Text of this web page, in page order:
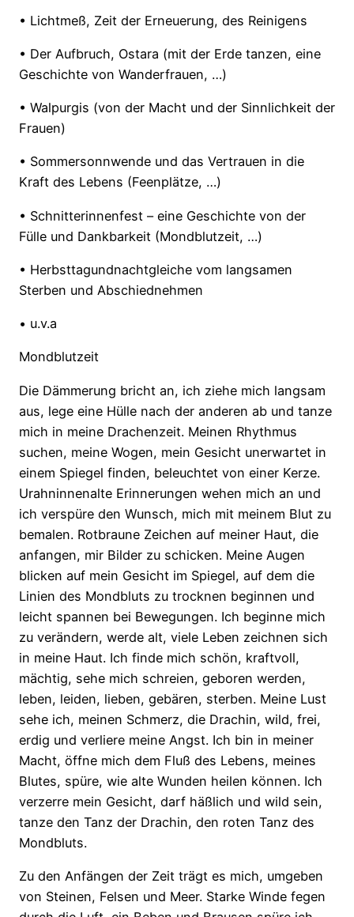
• Lichtmeß, Zeit der Erneuerung, des Reinigens
• Der Aufbruch, Ostara (mit der Erde tanzen, eine
Geschichte von Wanderfrauen, …)
• Walpurgis (von der Macht und der Sinnlichkeit der
Frauen)
• Sommersonnwende und das Vertrauen in die
Kraft des Lebens (Feenplätze, …)
• Schnitterinnenfest – eine Geschichte von der
Fülle und Dankbarkeit (Mondblutzeit, …)
• Herbsttagundnachtgleiche vom langsamen
Sterben und Abschiednehmen
• u.v.a
Mondblutzeit
Die Dämmerung bricht an, ich ziehe mich langsam
aus, lege eine Hülle nach der anderen ab und tanze
mich in meine Drachenzeit. Meinen Rhythmus
suchen, meine Wogen, mein Gesicht unerwartet in
einem Spiegel finden, beleuchtet von einer Kerze.
Urahninnenalte Erinnerungen wehen mich an und
ich verspüre den Wunsch, mich mit meinem Blut zu
bemalen. Rotbraune Zeichen auf meiner Haut, die
anfangen, mir Bilder zu schicken. Meine Augen
blicken auf mein Gesicht im Spiegel, auf dem die
Linien des Mondbluts zu trocknen beginnen und
leicht spannen bei Bewegungen. Ich beginne mich
zu verändern, werde alt, viele Leben zeichnen sich
in meine Haut. Ich finde mich schön, kraftvoll,
mächtig, sehe mich schreien, geboren werden,
leben, leiden, lieben, gebären, sterben. Meine Lust
sehe ich, meinen Schmerz, die Drachin, wild, frei,
erdig und verliere meine Angst. Ich bin in meiner
Macht, öffne mich dem Fluß des Lebens, meines
Blutes, spüre, wie alte Wunden heilen können. Ich
verzerre mein Gesicht, darf häßlich und wild sein,
tanze den Tanz der Drachin, den roten Tanz des
Mondbluts.
Zu den Anfängen der Zeit trägt es mich, umgeben
von Steinen, Felsen und Meer. Starke Winde fegen